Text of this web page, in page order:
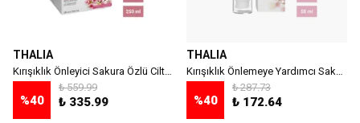
THALIA
Kırışıklık Önleyici Sakura Özlü Cilt Bakım Kremi - 250 ml
%40
₺ 559.99
₺ 335.99
THALIA
Kırışıklık Önlemeye Yardımcı Sakura Özlü Yüz Bakım Kremi 50 ml
%40
₺ 287.73
₺ 172.64